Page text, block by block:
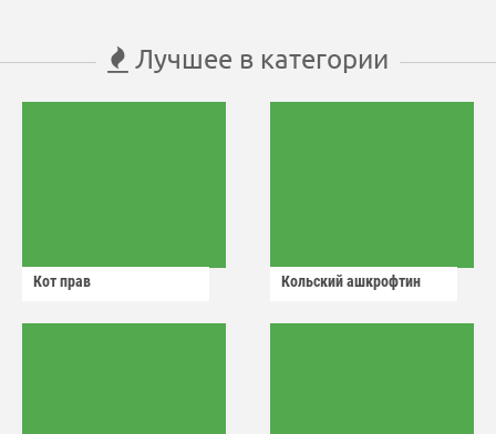
Лучшее в категории
Кот прав Кольский ашкрофтин